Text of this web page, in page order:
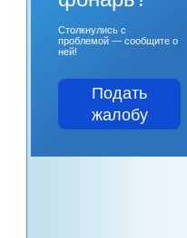
Столкнулись с
проблемой — сообщите о
ней!
Подать
жалобу